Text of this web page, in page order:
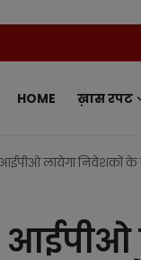
HOME ख़ास रपट
लायेगा निवेशकों के